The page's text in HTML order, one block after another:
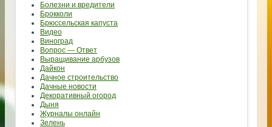
Болезни и вредители
Брокколи
Брюссельская капуста
Видео
Виноград
Вопрос — Ответ
Выращивание арбузов
Дайкон
Дачное строительство
Дачные новости
Декоративный огород
Дыня
Журналы онлайн
Зелень